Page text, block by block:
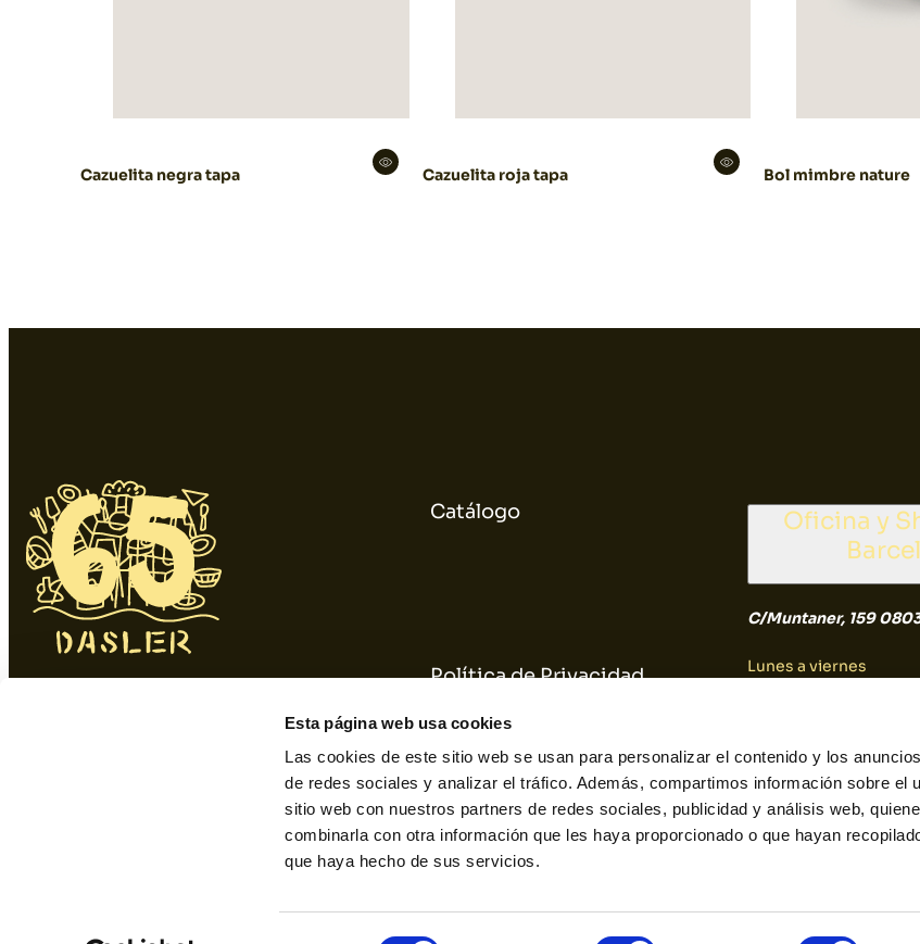
Esta página web usa cookies
Las cookies de este sitio web se usan para personalizar el contenido y los
de redes sociales y analizar el tráfico. Además, compartimos información sobre el
sitio web con nuestros partners de redes sociales, publicidad y análisis web,
combinarla con otra información que les haya proporcionado o que hayan
que haya hecho de sus servicios.
Cazuelita negra tapa Cazuelita roja tapa Bol mimbre nature
Catálogo
Política de Privacidad
Política de Cookies
Oficina y
C/Muntaner, 159
Lunes a viernes
Sábado y Domingo
Cerrado